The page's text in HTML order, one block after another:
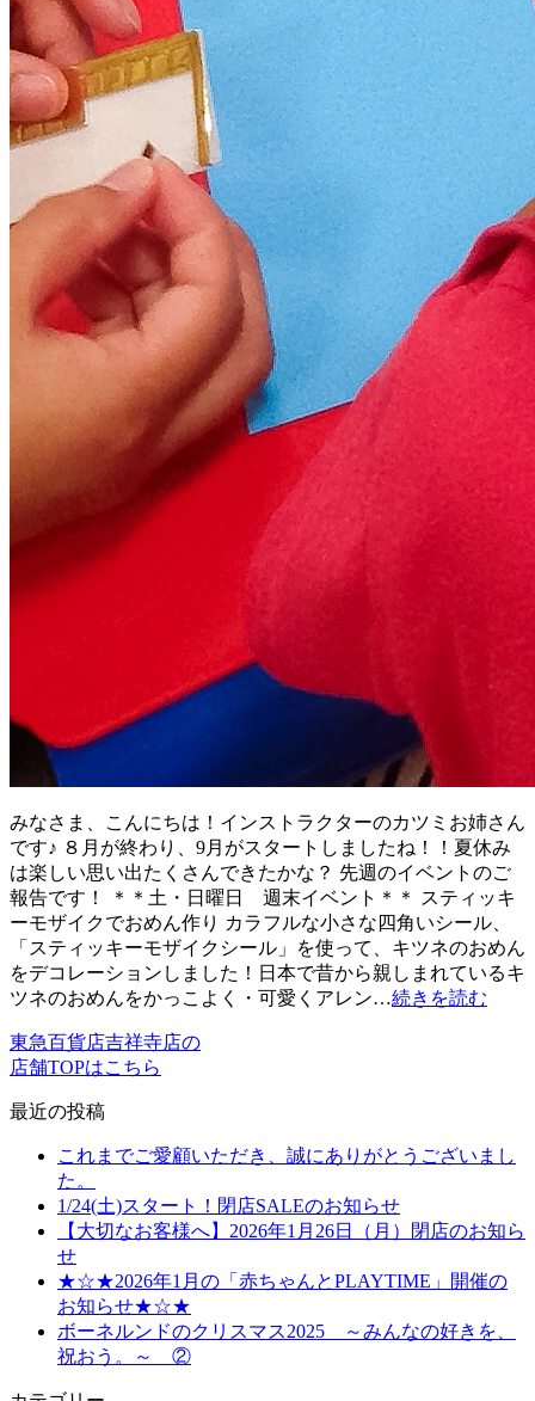
みなさま、こんにちは！インストラクターのカツミお姉さん
です♪ ８月が終わり、9月がスタートしましたね！！夏休み
は楽しい思い出たくさんできたかな？ 先週のイベントのご
報告です！ ＊＊土・日曜日 週末イベント＊＊ スティッキ
ーモザイクでおめん作り カラフルな小さな四角いシール、
「スティッキーモザイクシール」を使って、キツネのおめん
をデコレーションしました！日本で昔から親しまれているキ
ツネのおめんをかっこよく・可愛くアレン…続きを読む
東急百貨店吉祥寺店の
店舗TOPはこちら
最近の投稿
これまでご愛顧いただき、誠にありがとうございまし
た。
1/24(土)スタート！閉店SALEのお知らせ
【大切なお客様へ】2026年1月26日（月）閉店のお知ら
せ
★☆★2026年1月の「赤ちゃんとPLAYTIME」開催の
お知らせ★☆★
ボーネルンドのクリスマス2025 ～みんなの好きを、
祝おう。～ ②